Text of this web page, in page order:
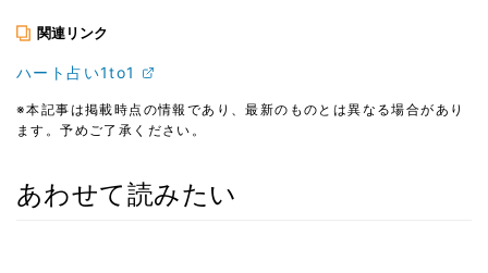
関連リンク
ハート占い1to1
※本記事は掲載時点の情報であり、最新のものとは異なる場合があり
ます。予めご了承ください。
あわせて読みたい